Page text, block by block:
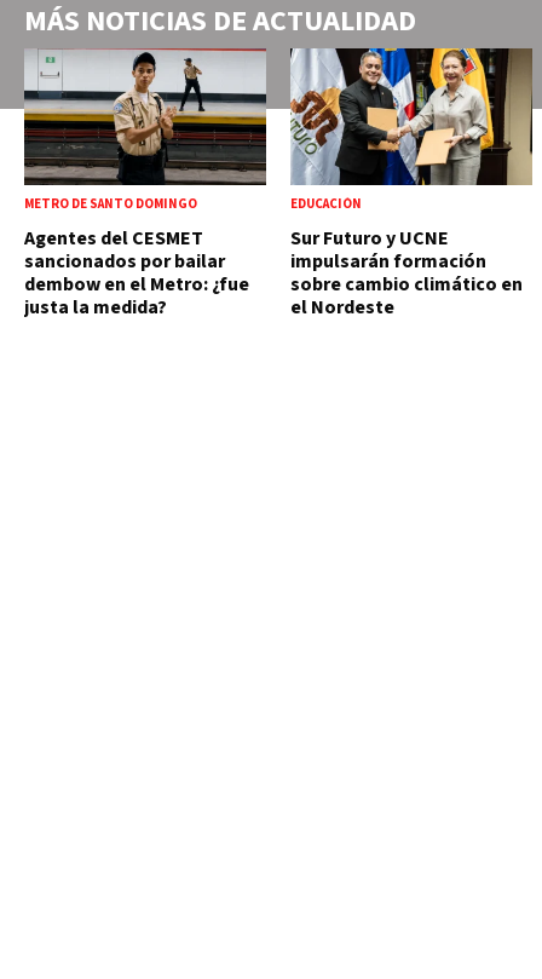
MÁS NOTICIAS DEACTUALIDAD
METRO DE SANTO DOMINGO
Agentes del CESMET
sancionados por bailar
dembow en el Metro: ¿fue
justa la medida?
EDUCACIÓN
Sur Futuro y UCNE
impulsarán formación
sobre cambio climático en
el Nordeste